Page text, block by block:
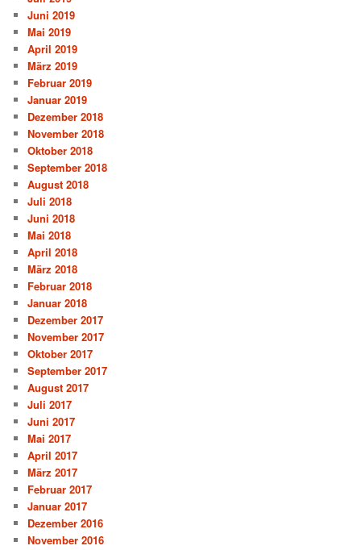
Juni 2019
Mai 2019
April 2019
März 2019
Februar 2019
Januar 2019
Dezember 2018
November 2018
Oktober 2018
September 2018
August 2018
Juli 2018
Juni 2018
Mai 2018
April 2018
März 2018
Februar 2018
Januar 2018
Dezember 2017
November 2017
Oktober 2017
September 2017
August 2017
Juli 2017
Juni 2017
Mai 2017
April 2017
März 2017
Februar 2017
Januar 2017
Dezember 2016
November 2016